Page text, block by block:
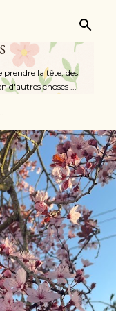
la tête, des
d'autres choses ...